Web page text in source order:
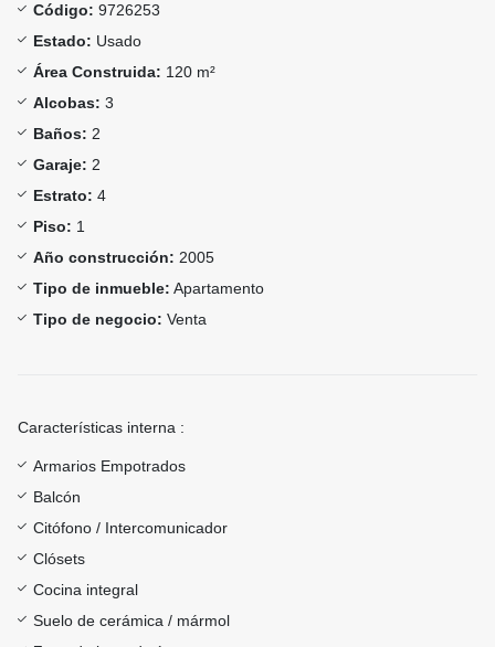
Código: 9726253
Estado: Usado
Área Construida: 120 m²
Alcobas: 3
Baños: 2
Garaje: 2
Estrato: 4
Piso: 1
Año construcción: 2005
Tipo de inmueble: Apartamento
Tipo de negocio: Venta
Características interna :
Armarios Empotrados
Balcón
Citófono / Intercomunicador
Clósets
Cocina integral
Suelo de cerámica / mármol